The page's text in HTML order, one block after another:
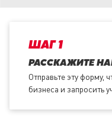
ШАГ 1
РАССКАЖИТЕ
Отправьте эту форму,
бизнеса и запросить